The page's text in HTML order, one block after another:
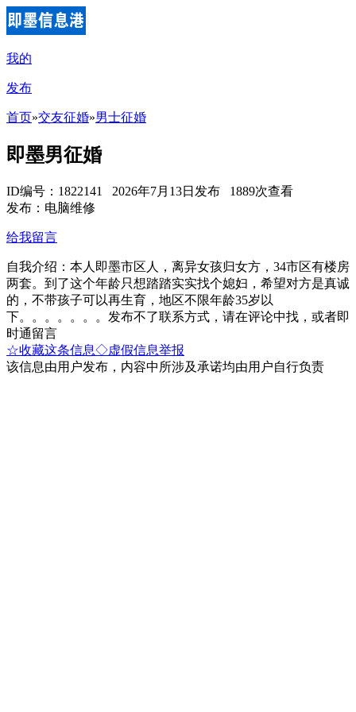
我的
发布
首页»交友征婚»男士征婚
即墨男征婚
ID编号：1822141 2026年7月13日发布 1889次查看
发布：电脑维修
给我留言
自我介绍：本人即墨市区人，离异女孩归女方，34市区有楼房
两套。到了这个年龄只想踏踏实实找个媳妇，希望对方是真诚
的，不带孩子可以再生育，地区不限年龄35岁以
下。。。。。。。发布不了联系方式，请在评论中找，或者即
时通留言
☆收藏这条信息◇虚假信息举报
该信息由用户发布，内容中所涉及承诺均由用户自行负责